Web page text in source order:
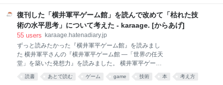
この報告書の冒頭には、こう書かれています。 本調査
は、学校法人同志社及び同志社国際高校の役員及び教
職員（退職
復刊した「横井軍平ゲーム館」を読んで改めて「枯れた技
術の水平思考」について考えた - karaage. [からあげ]
55 users
karaage.hatenadiary.jp
ずっと読みたかった『横井軍平ゲーム館』を読みまし
た 横井軍平さんの『横井軍平ゲーム館 ―「世界の任天
堂」を築いた発想力』を読みました。 横井軍平ゲーム
館: 「世界の任天堂」を築いた発想力 (ちくま文庫 よ
29-1) 作者:横井 軍平,牧野 武文筑摩書房Amazon この
読書 あとで読む ゲーム game 技術 本 考え方